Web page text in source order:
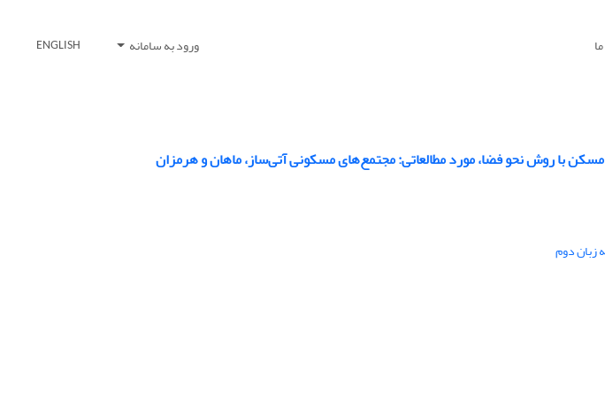
ورود به سامانه ENGLISH
با روش نحو ‌فضا، مورد مطالعاتی: مجتمع‌‌های مسکونی آتی‌‌ساز، ماهان و هرمزان
زبان دوم